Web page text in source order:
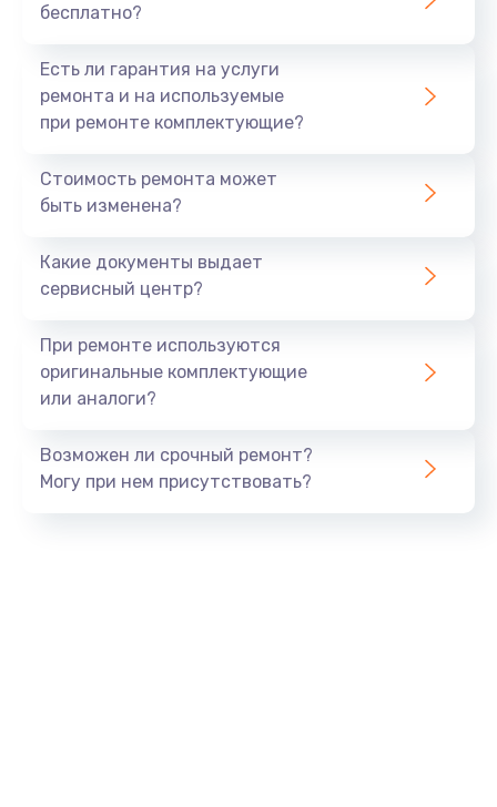
бесплатно?
Есть ли гарантия на услуги
ремонта и на используемые
при ремонте комплектующие?
Стоимость ремонта может
быть изменена?
Какие документы выдает
сервисный центр?
При ремонте используются
оригинальные комплектующие
или аналоги?
Возможен ли срочный ремонт?
Могу при нем присутствовать?